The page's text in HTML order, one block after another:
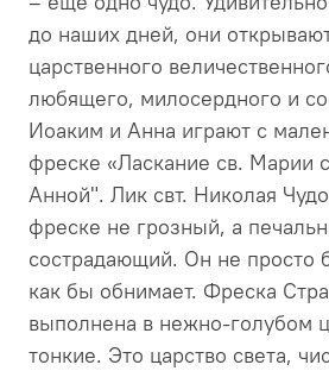
до наших дней, они
царственного
любящего, милосердного и
Иоаким и Анна играют с
фреске «Ласкание св. Марии
Анной". Лик свт. Николая
фреске не грозный, а
сострадающий. Он не просто
как бы обнимает. Фреска
выполнена в нежно-голубом
тонкие. Это царство света,